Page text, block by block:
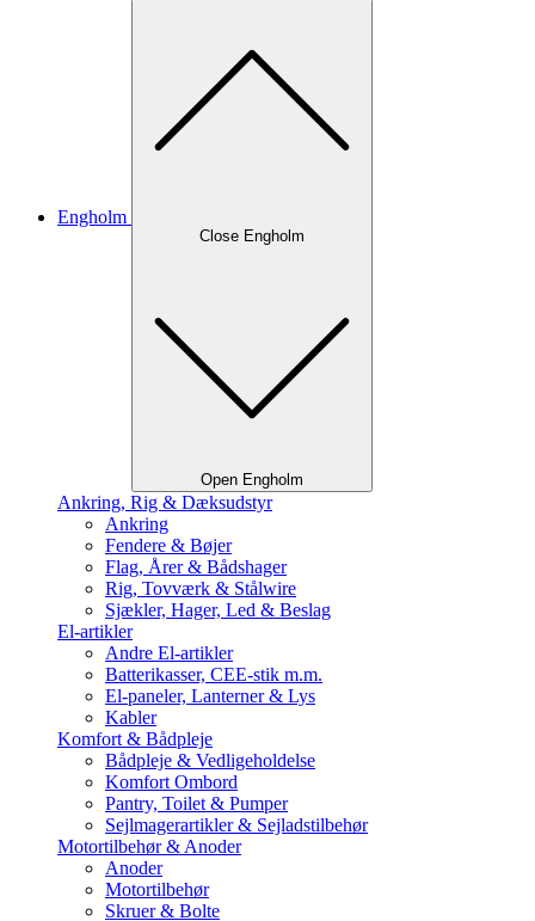
Engholm
Close Engholm
Open Engholm
Ankring, Rig & Dæksudstyr
Ankring
Fendere & Bøjer
Flag, Årer & Bådshager
Rig, Tovværk & Stålwire
Sjækler, Hager, Led & Beslag
El-artikler
Andre El-artikler
Batterikasser, CEE-stik m.m.
El-paneler, Lanterner & Lys
Kabler
Komfort & Bådpleje
Bådpleje & Vedligeholdelse
Komfort Ombord
Pantry, Toilet & Pumper
Sejlmagerartikler & Sejladstilbehør
Motortilbehør & Anoder
Anoder
Motortilbehør
Skruer & Bolte